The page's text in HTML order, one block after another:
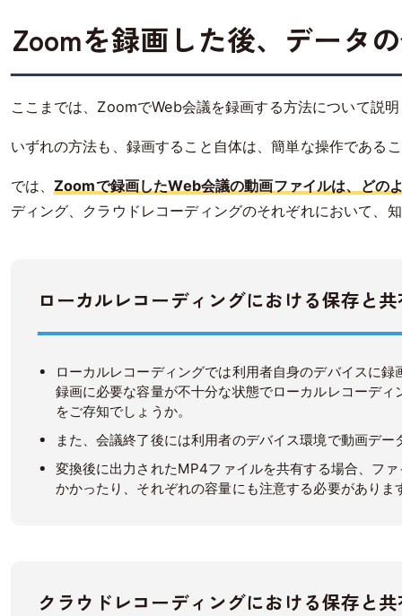
Zoomを録画した後、データ
ここまでは、ZoomでWeb会議を録画する方法について説
いずれの方法も、録画すること自体は、簡単な操作である
では、Zoomで録画したWeb会議の動画ファイルは、どの
ディング、クラウドレコーディングのそれぞれにおいて、
ローカルレコーディングにおける保存と
ローカルレコーディングでは利用者自身のデバイスに
録画に必要な容量が不十分な状態でローカルレコーデ
をご存知でしょうか。
また、会議終了後には利用者のデバイス環境で動画デ
変換後に出力されたMP4ファイルを共有する場合、フ
かかったり、それぞれの容量にも注意する必要がありま
クラウドレコーディングにおける保存と